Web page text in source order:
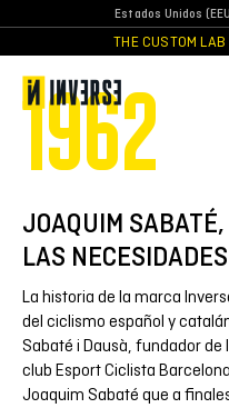
content
THE CUSTOM
Estados Unidos
1962
JOAQUIM
LAS
La historia de la marca
del ciclismo español y
Sabaté i Dausà, fundador de
club Esport Ciclista
Joaquim Sabaté que a